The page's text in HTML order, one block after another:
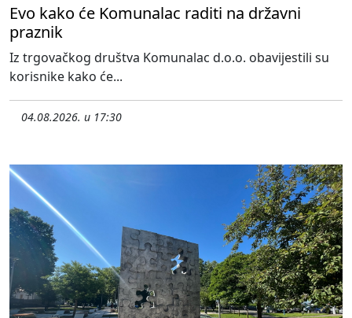
Evo kako će Komunalac raditi na državni
praznik
Iz trgovačkog društva Komunalac d.o.o. obavijestili su
korisnike kako će...
04.08.2026. u 17:30